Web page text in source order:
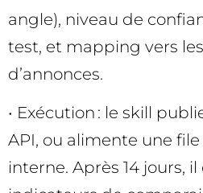
angle), niveau de
test, et mapping vers
d’annonces.
• Exécution : le skill
API, ou alimente une
interne. Après 14 jours, il